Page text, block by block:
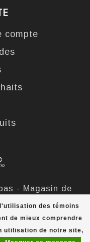
des témoins
de mieux comprendre
utilisation de notre site,
compte
- Magasin de
byLightspeed-
of324évaluations at